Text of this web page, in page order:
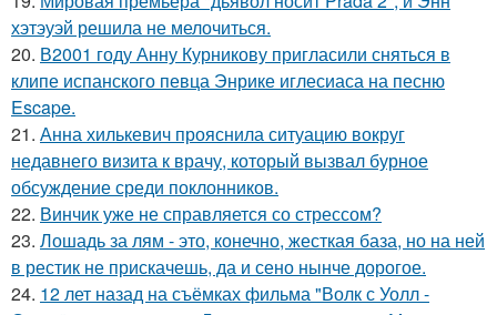
хэтэуэй решила не мелочиться.
20. В2001 году Анну Курникову пригласили сняться в
клипе испанского певца Энрике иглесиаса на песню
Escape.
21. Анна хилькевич прояснила ситуацию вокруг
недавнего визита к врачу, который вызвал бурное
обсуждение среди поклонников.
22. Винчик уже не справляется со стрессом?
23. Лошадь за лям - это, конечно, жесткая база, но на ней
в рестик не прискачешь, да и сено нынче дорогое.
24. 12 лет назад на съёмках фильма "Волк с Уолл -